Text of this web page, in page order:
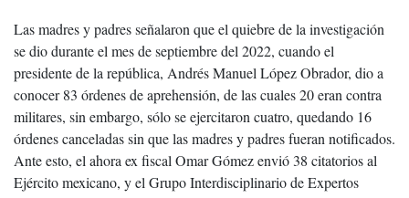
Las madres y padres señalaron que el quiebre de la investigación
se dio durante el mes de septiembre del 2022, cuando el
presidente de la república, Andrés Manuel López Obrador, dio a
conocer 83 órdenes de aprehensión, de las cuales 20 eran contra
militares, sin embargo, sólo se ejercitaron cuatro, quedando 16
órdenes canceladas sin que las madres y padres fueran notificados.
Ante esto, el ahora ex fiscal Omar Gómez envió 38 citatorios al
Ejército mexicano, y el Grupo Interdisciplinario de Expertos